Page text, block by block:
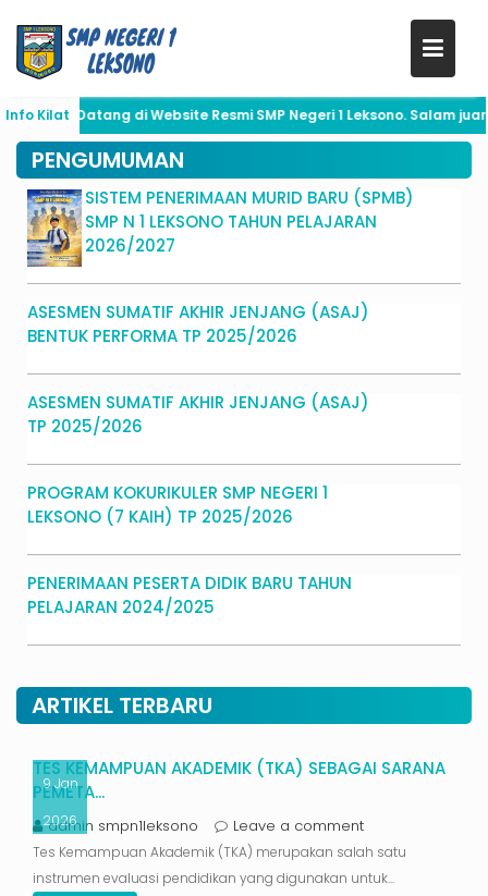
Skip
Info Kilat
Datang di Website Resmi SMP Negeri 1 Leksono. Salam juara!
PENGUMUMAN
SISTEM PENERIMAAN MURID BARU (SPMB)
SMP N 1 LEKSONO TAHUN PELAJARAN
2026/2027
ASESMEN SUMATIF AKHIR JENJANG (ASAJ)
BENTUK PERFORMA TP 2025/2026
ASESMEN SUMATIF AKHIR JENJANG (ASAJ)
TP 2025/2026
PROGRAM KOKURIKULER SMP NEGERI 1
LEKSONO (7 KAIH) TP 2025/2026
PENERIMAAN PESERTA DIDIK BARU TAHUN
PELAJARAN 2024/2025
ARTIKEL TERBARU
9Jan
2026
TES KEMAMPUAN AKADEMIK (TKA) SEBAGAI SARANA
PEMETA...
admin smpn1leksono Leave a comment
Tes Kemampuan Akademik (TKA) merupakan salah satu
instrumen evaluasi pendidikan yang digunakan untuk...